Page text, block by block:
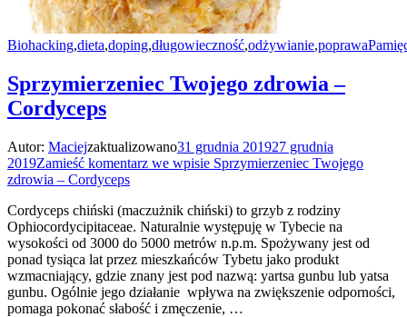
Biohacking,dieta,doping,długowieczność,odżywianie,
Sprzymierzeniec Twojego zdrowia –
Cordyceps
Autor: Maciejzaktualizowano31 grudnia 201927 grudnia
2019Zamieść komentarz we wpisie Sprzymierzeniec Twojego
zdrowia – Cordyceps
Cordyceps chiński (maczużnik chiński) to grzyb z rodziny
Ophiocordycipitaceae. Naturalnie występuję w Tybecie na
wysokości od 3000 do 5000 metrów n.p.m. Spożywany jest od
ponad tysiąca lat przez mieszkańców Tybetu jako produkt
wzmacniający, gdzie znany jest pod nazwą: yartsa gunbu lub yatsa
gunbu. Ogólnie jego działanie wpływa na zwiększenie odporności,
pomaga pokonać słabość i zmęczenie, …